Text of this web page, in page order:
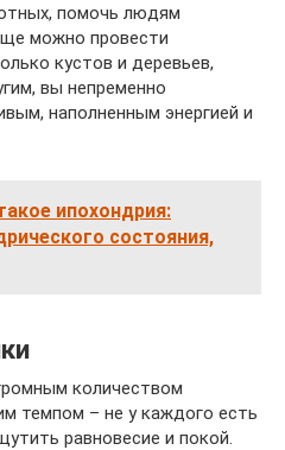
помочь людям
можно провести
кустов и деревьев,
вы непременно
наполненным энергией и
ипохондрия:
состояния,
количеством
темпом – не у каждого есть
равновесие и покой.